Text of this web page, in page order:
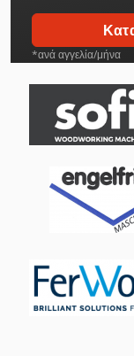
*ανά αγγελία/μήνα